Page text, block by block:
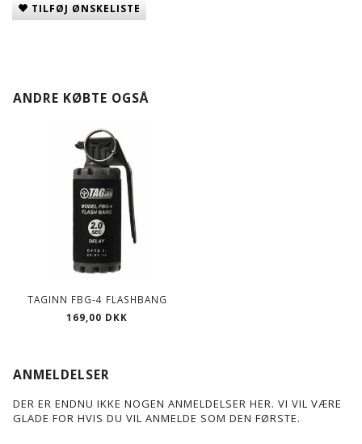
TILFØJ ØNSKELISTE
ANDRE KØBTE OGSÅ
TAGINN FBG-4 FLASHBANG
169,00 DKK
ANMELDELSER
DER ER ENDNU IKKE NOGEN ANMELDELSER HER. VI VIL VÆRE
GLADE FOR HVIS DU VIL ANMELDE SOM DEN FØRSTE.